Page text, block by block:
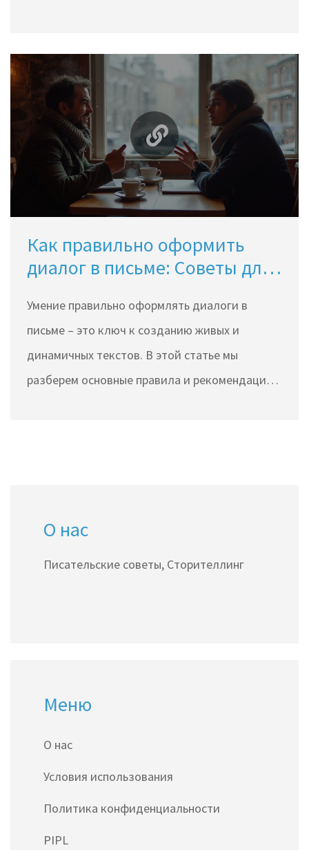
использования ритма речи. Вы узнаете, как
встроить диалоги в текст так, чтобы они не
только передавали информацию, но и
оживляли повествование. Основное внимание
уделяется созданию естественных и
убедительных разговоров, которые увлекут
читателя и сделают книгу более
запоминающейся.
Как правильно оформить
диалог в письме: Советы для
Умение правильно оформлять диалоги в
письме – это ключ к созданию живых и
динамичных текстов. В этой статье мы
разберем основные правила и рекомендации
передачи эмоций через диалог.
О нас
Писательские советы, Сторителлинг
Меню
О нас
Условия использования
Политика конфиденциальности
PIPL